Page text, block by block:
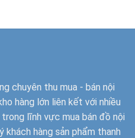
chuyên thu mua - bán nội
hàng lớn liên kết với nhiều
lĩnh vực mua bán đồ nội
hàng sản phẩm thanh